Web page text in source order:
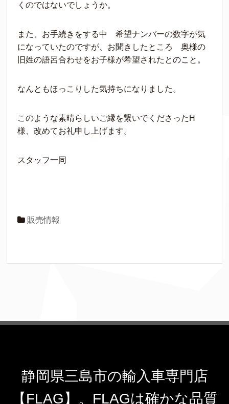
くのではないでしょうか。
また、お手続きをする中 希望ナンバーの数字が気
になっていたのですが、お聞きしたところ 奥様の
旧姓の語呂合わせをお子様が希望されたとのこと。
なんともほっこりした気持ちになりました。
このような素晴らしいご縁を繋いでくださったH
様、改めてお礼申し上げます。
スタッフ一同
販売情報
静岡県三島市の輸入車専門店
【FLAG】。FLAGは確かな品質